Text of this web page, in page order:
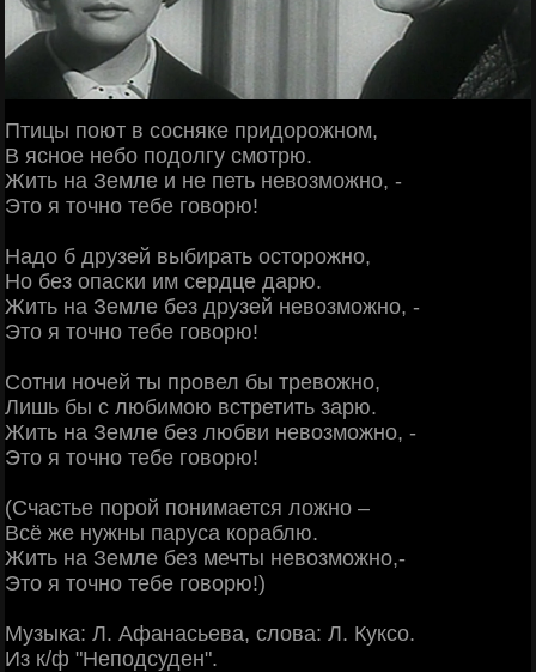
Птицы поют в сосняке придорожном,
В ясное небо подолгу смотрю.
Жить на Земле и не петь невозможно, -
Это я точно тебе говорю!
Надо б друзей выбирать осторожно,
Но без опаски им сердце дарю.
Жить на Земле без друзей невозможно, -
Это я точно тебе говорю!
Сотни ночей ты провел бы тревожно,
Лишь бы с любимою встретить зарю.
Жить на Земле без любви невозможно, -
Это я точно тебе говорю!
(Счастье порой понимается ложно –
Всё же нужны паруса кораблю.
Жить на Земле без мечты невозможно,-
Это я точно тебе говорю!)
Музыка: Л. Афанасьева, слова: Л. Куксо.
Из к/ф "Неподсуден".